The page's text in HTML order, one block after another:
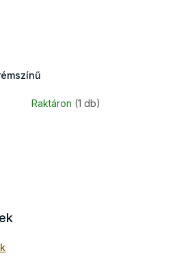
Raktáron (1 db)